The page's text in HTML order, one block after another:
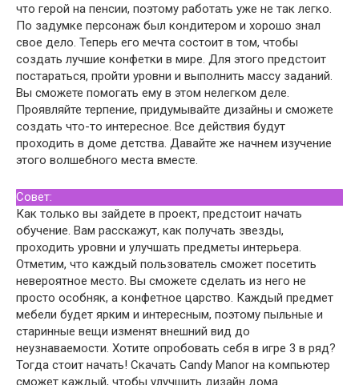
что герой на пенсии, поэтому работать уже не так легко.
По задумке персонаж был кондитером и хорошо знал
свое дело. Теперь его мечта состоит в том, чтобы
создать лучшие конфетки в мире. Для этого предстоит
постараться, пройти уровни и выполнить массу заданий.
Вы сможете помогать ему в этом нелегком деле.
Проявляйте терпение, придумывайте дизайны и сможете
создать что-то интересное. Все действия будут
проходить в доме детства. Давайте же начнем изучение
этого волшебного места вместе.
Совет:
Как только вы зайдете в проект, предстоит начать
обучение. Вам расскажут, как получать звезды,
проходить уровни и улучшать предметы интерьера.
Отметим, что каждый пользователь сможет посетить
невероятное место. Вы сможете сделать из него не
просто особняк, а конфетное царство. Каждый предмет
мебели будет ярким и интересным, поэтому пыльные и
старинные вещи изменят внешний вид до
неузнаваемости. Хотите опробовать себя в игре 3 в ряд?
Тогда стоит начать! Скачать Candy Manor на компьютер
сможет каждый, чтобы улучшить дизайн дома.